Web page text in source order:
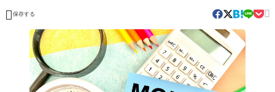
 保存する 